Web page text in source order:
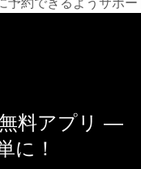
約できるようサポー
料アプリ —
に！